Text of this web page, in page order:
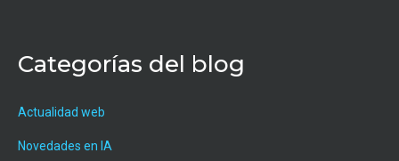
Categorías del blog
Actualidad web
Novedades en IA